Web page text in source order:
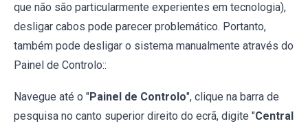
que não são particularmente experientes em tecnologia),
desligar cabos pode parecer problemático. Portanto,
também pode desligar o sistema manualmente através do
Painel de Controlo::
Navegue até o "Painel de Controlo", clique na barra de
pesquisa no canto superior direito do ecrã, digite "Central